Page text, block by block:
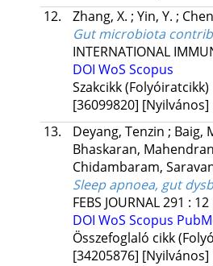
12.
Zhang, X. ; Yin, Y. ;
Gut microbiota
INTERNATIONAL
DOI WoS Scopus
Szakcikk
[36099820] [Nyilvános]
13.
Deyang, Tenzin ; Baig,
Bhaskaran, Mahendran
Chidambaram,
Sleep apnoea, gut
FEBS JOURNAL291 : 12
DOI WoS Scopus
Összefoglaló cikk
[34205876] [Nyilvános]